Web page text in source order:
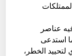
عناصر
استدعى
الخطر،